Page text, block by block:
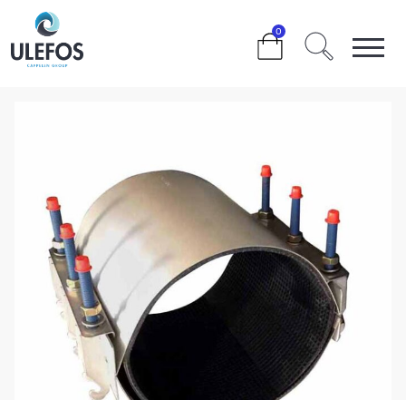
0
>>>
ULEFOS REPARASJONSMUFFE TS20 108-128 L=300